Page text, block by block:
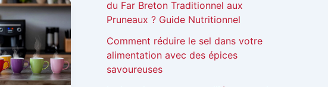
du Far Breton Traditionnel aux
Pruneaux ? Guide Nutritionnel
Comment réduire le sel dans votre
alimentation avec des épices
savoureuses